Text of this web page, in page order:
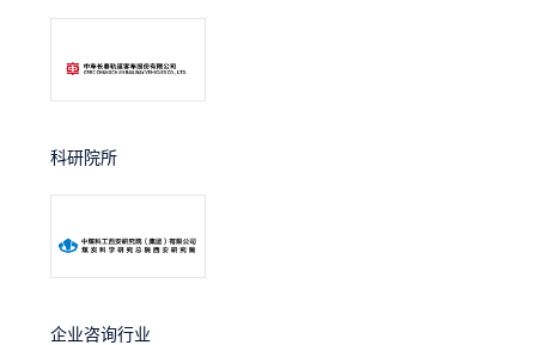
科研院所
企业咨询行业